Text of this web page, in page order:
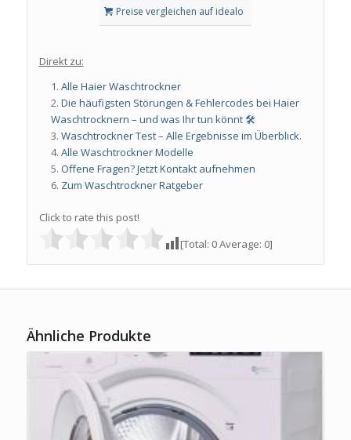
Preise vergleichen auf idealo
Direkt zu:
Alle Haier Waschtrockner
Die häufigsten Störungen & Fehlercodes bei Haier
Waschtrocknern – und was Ihr tun könnt 🛠️
Waschtrockner Test – Alle Ergebnisse im Überblick.
Alle Waschtrockner Modelle
Offene Fragen? Jetzt Kontakt aufnehmen
Zum Waschtrockner Ratgeber
Click to rate this post!
[Total: 0Average: 0]
Ähnliche Produkte